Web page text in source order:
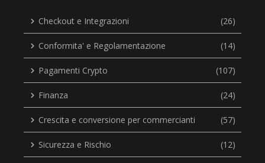
Checkout e Integrazioni (26)
Conformita' e Regolamentazione (14)
Pagamenti Crypto (107)
Finanza (24)
Crescita e conversione per commercianti (57)
Sicurezza e Rischio (12)